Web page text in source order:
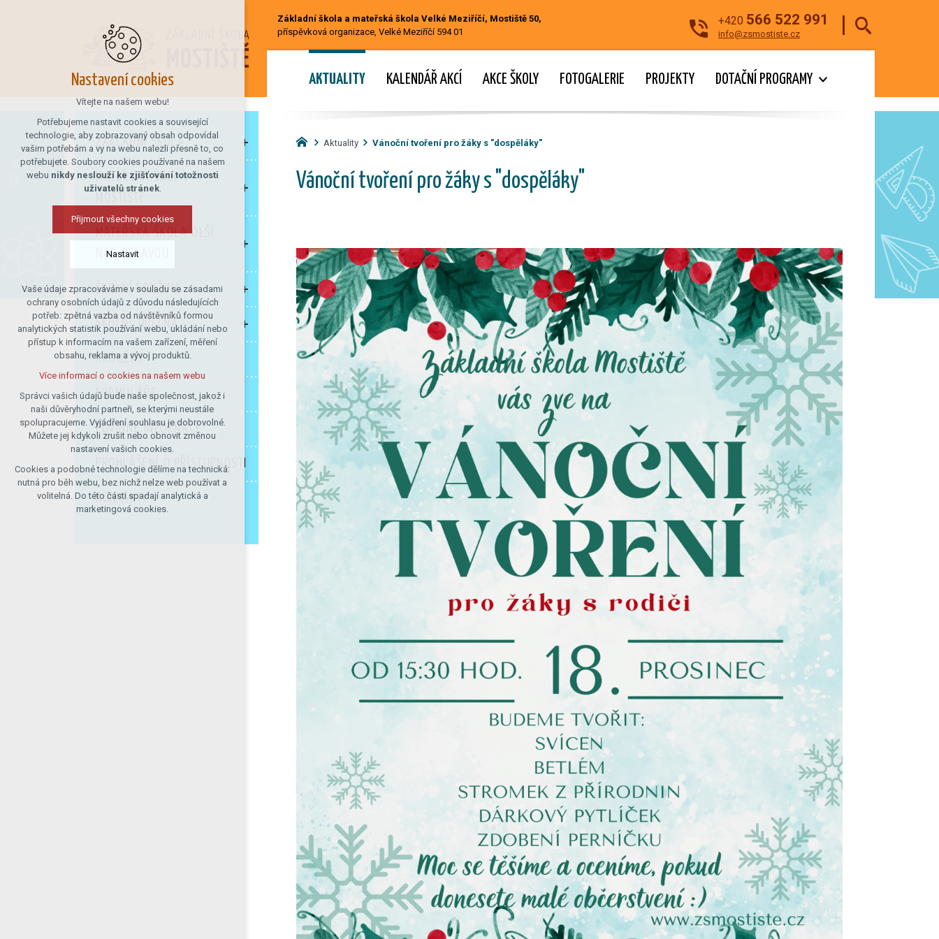
+420 566 522 991
info@zsmostiste.cz
Základní škola a mateřská škola Velké Meziříčí, Mostiště 50,
příspěvková organizace, Velké Meziříčí 594 01
AKTUALITY KALENDÁŘ AKCÍ AKCE ŠKOLY FOTOGALERIE PROJEKTY DOTAČNÍ PROGRAMY
ZÁKLADNÍ ŠKOLA
MATEŘSKÁ ŠKOLA
MATEŘSKÁ ŠKOLA OLŠÍ
NAD OSLAVOU
ŠKOLNÍ DRUŽINA
ŠKOLNÍ JÍDELNA
KROUŽKY
FORMULÁŘE
POVINNÉ INFORMACE
PROHLÁŠENÍ O PŘÍSTUPNOSTI
KONTAKTY
Aktuality Vánoční tvoření pro žáky s "dospěláky"
Vánoční tvoření pro žáky s "dospěláky"
Nastavení cookies
Vítejte na našem webu!
Potřebujeme nastavit cookies a související
technologie, aby zobrazovaný obsah odpovídal
vašim potřebám a vy na webu nalezli přesně to, co
potřebujete. Soubory cookies používané na našem
webu nikdy neslouží ke zjišťování totožnosti
uživatelů stránek.
Přijmout všechny cookies
Nastavit
Technická cookies
nutná pro provozování webu
udržení kontextu stránek (session):
případná přihlášení, volby jazyka, apod.
Volitelná cookies
analytická pro anonymizované
vyhodnocení návštěvnosti
marketingová cookies (Google)
Více informací o cookies na našem webu
Přijmout všechny cookies
Odmítnout vše
Vaše údaje zpracováváme v souladu se zásadami
ochrany osobních údajů z důvodu následujících
potřeb: zpětná vazba od návštěvníků formou
analytických statistik používání webu, ukládání nebo
přístup k informacím na vašem zařízení, měření
obsahu, reklama a vývoj produktů.
Více informací o cookies na našem webu
Správci vašich údajů bude naše společnost, jakož i
naši důvěryhodní partneři, se kterými neustále
spolupracujeme. Vyjádření souhlasu je dobrovolné.
Můžete jej kdykoli zrušit nebo obnovit změnou
nastavení vašich cookies.
Cookies a podobné technologie dělíme na technická:
nutná pro běh webu, bez nichž nelze web používat a
volitelná. Do této části spadají analytická a
marketingová cookies.